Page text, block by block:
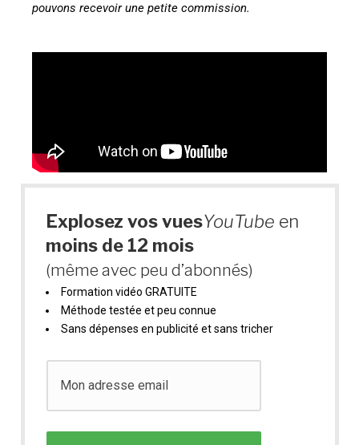
pouvons recevoir une petite commission.
Explosez vos vuesYouTube en
moins de 12 mois
(même avec peu d’abonnés)
Formation vidéo GRATUITE
Méthode testée et peu connue
Sans dépenses en publicité et sans tricher